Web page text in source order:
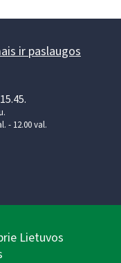
ir paslaugos
- 12.00 val.
Lietuvos